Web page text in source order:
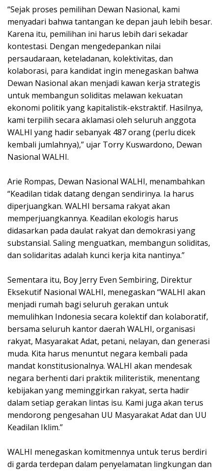
“Sejak proses pemilihan Dewan Nasional, kami
menyadari bahwa tantangan ke depan jauh lebih besar.
Karena itu, pemilihan ini harus lebih dari sekadar
kontestasi. Dengan mengedepankan nilai
persaudaraan, keteladanan, kolektivitas, dan
kolaborasi, para kandidat ingin menegaskan bahwa
Dewan Nasional akan menjadi kawan kerja strategis
untuk membangun soliditas melawan kekuatan
ekonomi politik yang kapitalistik-ekstraktif. Hasilnya,
kami terpilih secara aklamasi oleh seluruh anggota
WALHI yang hadir sebanyak 487 orang (perlu dicek
kembali jumlahnya),” ujar Torry Kuswardono, Dewan
Nasional WALHI.
Arie Rompas, Dewan Nasional WALHI, menambahkan
“Keadilan tidak datang dengan sendirinya. Ia harus
diperjuangkan. WALHI bersama rakyat akan
memperjuangkannya. Keadilan ekologis harus
didasarkan pada daulat rakyat dan demokrasi yang
substansial. Saling menguatkan, membangun soliditas,
dan solidaritas adalah kunci kerja kita nantinya.”
Sementara itu, Boy Jerry Even Sembiring, Direktur
Eksekutif Nasional WALHI, menegaskan “WALHI akan
menjadi rumah bagi seluruh gerakan untuk
memulihkan Indonesia secara kolektif dan kolaboratif,
bersama seluruh kantor daerah WALHI, organisasi
rakyat, Masyarakat Adat, petani, nelayan, dan generasi
muda. Kita harus menuntut negara kembali pada
mandat konstitusionalnya. WALHI akan mendesak
negara berhenti dari praktik militeristik, menentang
kebijakan yang meminggirkan rakyat, serta hadir
dalam setiap gerakan lintas isu. Kami juga akan terus
mendorong pengesahan UU Masyarakat Adat dan UU
Keadilan Iklim.”
WALHI menegaskan komitmennya untuk terus berdiri
di garda terdepan dalam penyelamatan lingkungan dan